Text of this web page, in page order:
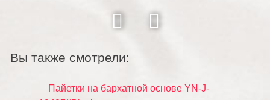
Вы также смотрели: